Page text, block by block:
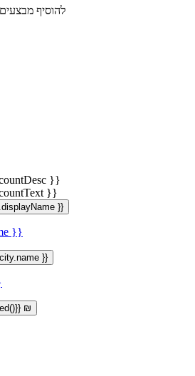
להוסיף
}}
}}
}}
}}
}}
₪